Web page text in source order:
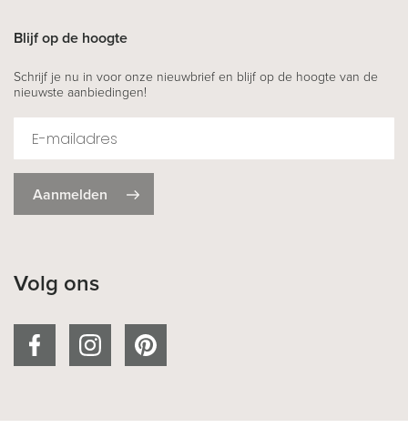
Blijf op de hoogte
Schrijf je nu in voor onze nieuwbrief en blijf op de hoogte van de
nieuwste aanbiedingen!
Aanmelden
Volg ons